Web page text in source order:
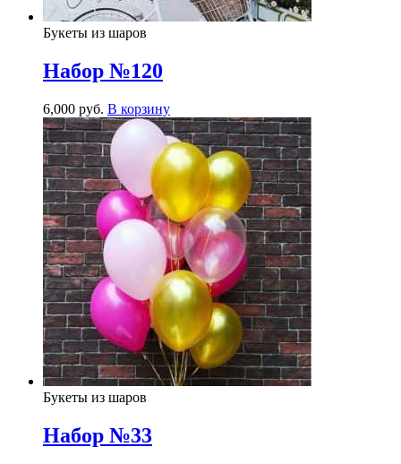
Букеты из шаров
Набор №120
6,000 руб. В корзину
Букеты из шаров
Набор №33